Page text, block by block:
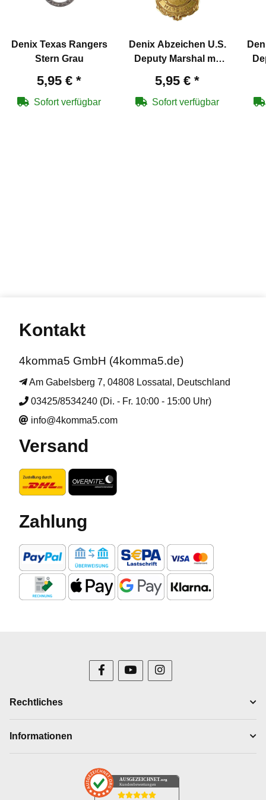
Denix Texas Rangers
Stern Grau
5,95 € *
Sofort verfügbar
Denix Abzeichen U.S.
Deputy Marshal mit
5,95 € *
Sofort verfügbar
Kontakt
4komma5 GmbH (4komma5.de)
Am Gabelsberg 7, 04808 Lossatal, Deutschland
03425/8534240 (Di. - Fr. 10:00 - 15:00 Uhr)
info@4komma5.com
Versand
Zahlung
Rechtliches
Informationen
AUSGEZEICHNET .org
Kundenbewertungen